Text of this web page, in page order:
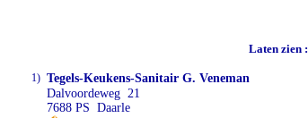
Laten zien :
1) Tegels-Keukens-Sanitair G. Veneman
Dalvoordeweg 21
7688 PS Daarle